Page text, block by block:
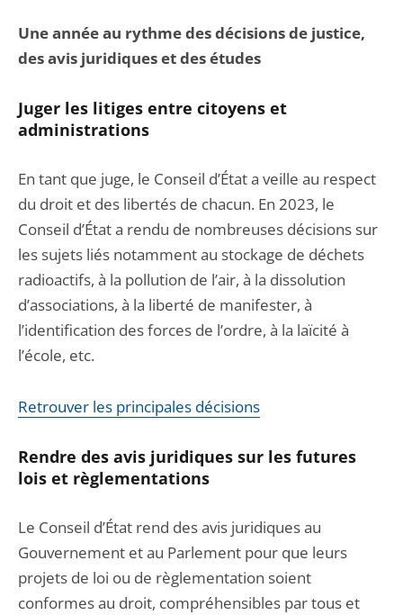
Une année au rythme des décisions de justice,
des avis juridiques et des études
Juger les litiges entre citoyens et
administrations
En tant que juge, le Conseil d’État a veille au respect
du droit et des libertés de chacun. En 2023, le
Conseil d’État a rendu de nombreuses décisions sur
les sujets liés notamment au stockage de déchets
radioactifs, à la pollution de l’air, à la dissolution
d’associations, à la liberté de manifester, à
l’identification des forces de l’ordre, à la laïcité à
l’école, etc.
Retrouver les principales décisions
Rendre des avis juridiques sur les futures
lois et règlementations
Le Conseil d’État rend des avis juridiques au
Gouvernement et au Parlement pour que leurs
projets de loi ou de règlementation soient
conformes au droit, compréhensibles par tous et